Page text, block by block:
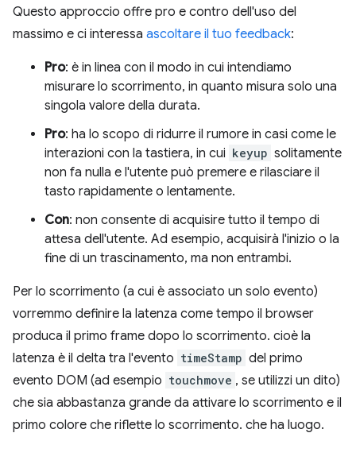
Questo approccio offre pro e contro dell'uso del
massimo e ci interessa ascoltare il tuo feedback:
Pro: è in linea con il modo in cui intendiamo
misurare lo scorrimento, in quanto misura solo una
singola valore della durata.
Pro: ha lo scopo di ridurre il rumore in casi come le
interazioni con la tastiera, in cui keyup solitamente
non fa nulla e l'utente può premere e rilasciare il
tasto rapidamente o lentamente.
Con: non consente di acquisire tutto il tempo di
attesa dell'utente. Ad esempio, acquisirà l'inizio o la
fine di un trascinamento, ma non entrambi.
Per lo scorrimento (a cui è associato un solo evento)
vorremmo definire la latenza come tempo il browser
produca il primo frame dopo lo scorrimento. cioè la
latenza è il delta tra l'evento timeStamp del primo
evento DOM (ad esempio touchmove , se utilizzi un dito)
che sia abbastanza grande da attivare lo scorrimento e il
primo colore che riflette lo scorrimento. che ha luogo.